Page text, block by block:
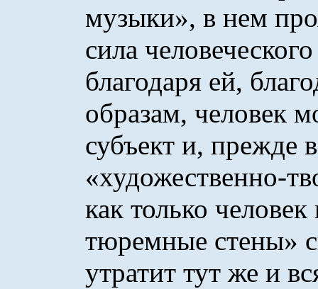
музыки», в нем
сила
благодаря ей,
образам, человек
субъект и, прежде
«художественно-
как только человек
тюремные стены»
утратит тут же и